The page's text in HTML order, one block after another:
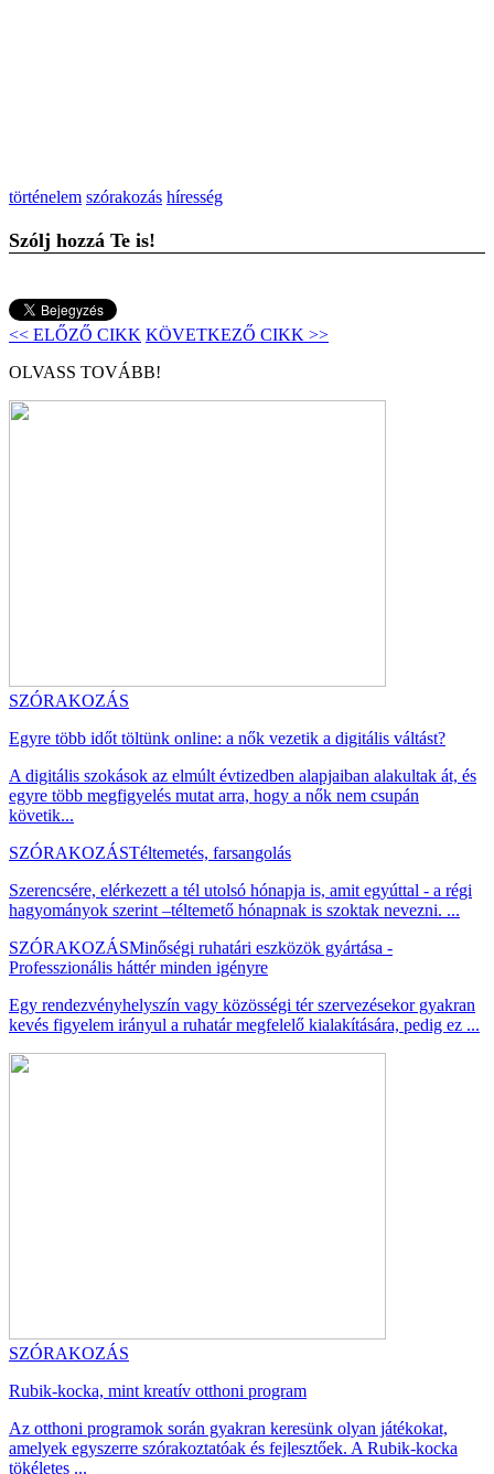
történelem szórakozás híresség
Szólj hozzá Te is!
<< ELŐZŐ CIKK KÖVETKEZŐ CIKK >>
OLVASS TOVÁBB!
SZÓRAKOZÁS
Egyre több időt töltünk online: a nők vezetik a digitális váltást?
A digitális szokások az elmúlt évtizedben alapjaiban alakultak át, és
egyre több megfigyelés mutat arra, hogy a nők nem csupán
követik...
SZÓRAKOZÁSTéltemetés, farsangolás
Szerencsére, elérkezett a tél utolsó hónapja is, amit egyúttal - a régi
hagyományok szerint –téltemető hónapnak is szoktak nevezni. ...
SZÓRAKOZÁSMinőségi ruhatári eszközök gyártása -
Professzionális háttér minden igényre
Egy rendezvényhelyszín vagy közösségi tér szervezésekor gyakran
kevés figyelem irányul a ruhatár megfelelő kialakítására, pedig ez ...
SZÓRAKOZÁS
Rubik-kocka, mint kreatív otthoni program
Az otthoni programok során gyakran keresünk olyan játékokat,
amelyek egyszerre szórakoztatóak és fejlesztőek. A Rubik-kocka
tökéletes ...